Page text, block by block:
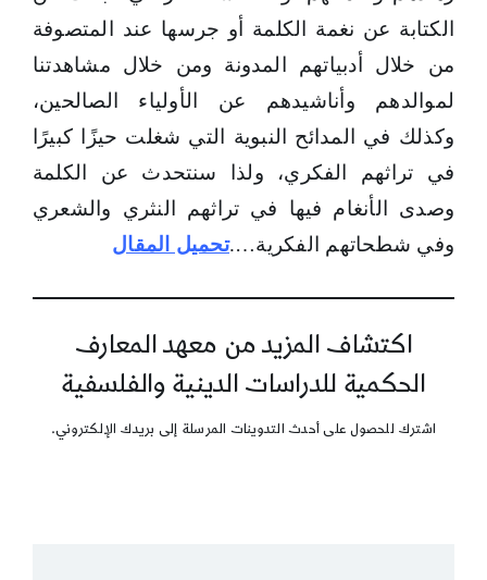
الكتابة عن نغمة الكلمة أو جرسها عند المتصوفة
من خلال أدبياتهم المدونة ومن خلال مشاهدتنا
لموالدهم وأناشيدهم عن الأولياء الصالحين،
وكذلك في المدائح النبوية التي شغلت حيزًا كبيرًا
في تراثهم الفكري، ولذا سنتحدث عن الكلمة
وصدى الأنغام فيها في تراثهم النثري والشعري
وفي شطحاتهم الفكرية….تحميل المقال
اكتشاف المزيد من معهد المعارف
الحكمية للدراسات الدينية والفلسفية
اشترك للحصول على أحدث التدوينات المرسلة إلى بريدك الإلكتروني.